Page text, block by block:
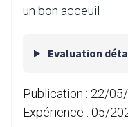
un bon acceuil
Evaluation
Publication : 22/
Expérience : 05/